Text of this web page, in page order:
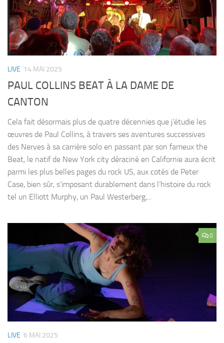
LIVE 14 MAI 2025
PAUL COLLINS BEAT À LA DAME DE
CANTON
Cela fait désormais plus de quatre décennies que j’étudie les
œuvres de Paul Collins, à travers ses aventures successives
des Nerves à sa carrière solo en passant par son fameux the
Beat, le natif de New York city déraciné en Californie aura écrit
parmi les plus belles pages du rock US, aux cotés de Peter
Case, bien sûr, s’imposant durablement dans l’histoire du rock
tel un Elliott Murphy, un Paul Westerberg,...
0
LIVE 6 MAI 2025